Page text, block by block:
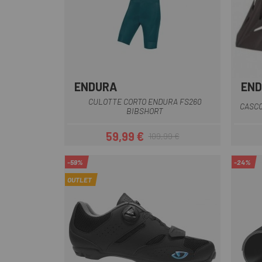
Blu
ENDURA
CULOTTE CORTO ENDURA FS260
BIBSHORT
Prezzo
59,99 €Prezzo base
109,99 €
-59%
OUTLET
-24%